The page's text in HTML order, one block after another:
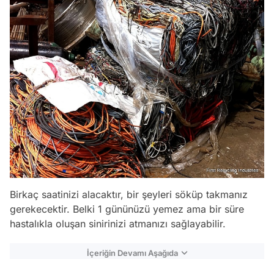
Birkaç saatinizi alacaktır, bir şeyleri söküp takmanız
gerekecektir. Belki 1 gününüzü yemez ama bir süre
hastalıkla oluşan sinirinizi atmanızı sağlayabilir.
İçeriğin Devamı Aşağıda